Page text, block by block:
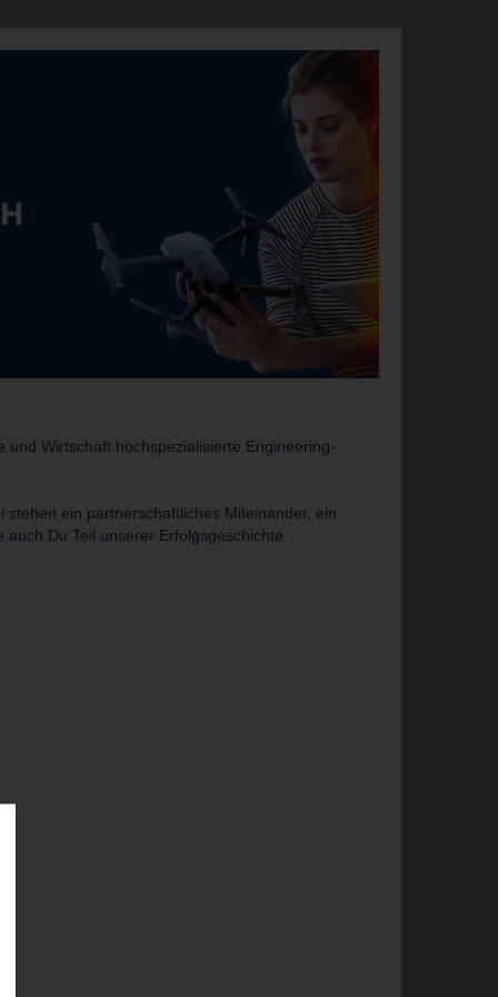
Wirtschaft hochspezialisierte Engineering-
ein partnerschaftliches Miteinander, ein
Du Teil unserer Erfolgsgeschichte.